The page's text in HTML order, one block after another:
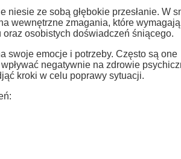
ze sobą głębokie przesłanie. W
wewnętrzne zmagania, które wymagają
osobistych doświadczeń śniącego.
swoje emocje i potrzeby. Często są one
negatywnie na zdrowie
kroki w celu poprawy sytuacji.